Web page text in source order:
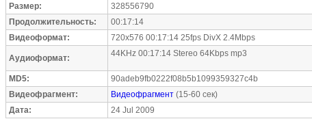
Размер:
328556790
Продолжительность:
00:17:14
Видеоформат:
720x576 00:17:14 25fps DivX 2.4Mbps
Аудиоформат: 44KHz 00:17:14 Stereo 64Kbps mp3
MD5:
90adeb9fb0222f08b5b1099359327c4b
Видеофрагмент:
Видеофрагмент (15-60 сек)
Дата:
24 Jul 2009